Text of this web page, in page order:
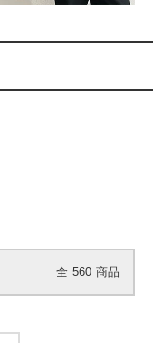
全 560 商品